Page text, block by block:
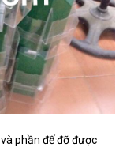
phần đế đỡ được